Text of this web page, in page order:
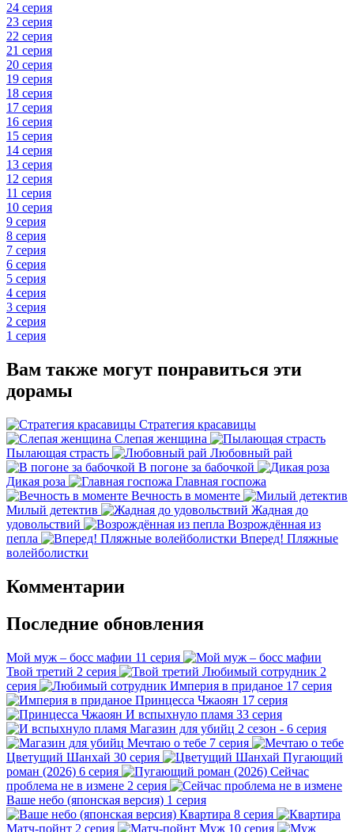
24 серия
23 серия
22 серия
21 серия
20 серия
19 серия
18 серия
17 серия
16 серия
15 серия
14 серия
13 серия
12 серия
11 серия
10 серия
9 серия
8 серия
7 серия
6 серия
5 серия
4 серия
3 серия
2 серия
1 серия
Вам также могут понравиться эти
дорамы
Стратегия красавицы
Слепая женщина
Пылающая страсть
Любовный рай
В погоне за бабочкой
Дикая роза
Главная госпожа
Вечность в моменте
Милый детектив
Жадная до
удовольствий
Возрождённая из
пепла
Вперед! Пляжные
волейболистки
Комментарии
Последние обновления
Мой муж – босс мафии 11 серия
Твой третий 2 серия Любимый сотрудник 2
серия
Империя в приданое 17 серия
Принцесса Чжаоян 17 серия
И вспыхнуло пламя 33 серия
Магазин для убийц 2 сезон - 6 серия
Мечтаю о тебе 7 серия
Цветущий Шанхай 30 серия
Пугающий
роман (2026) 6 серия
Сейчас
проблема не в измене 2 серия
Ваше небо (японская версия) 1 серия
Квартира 8 серия
Матч-пойнт 2 серия Муж 10 серия